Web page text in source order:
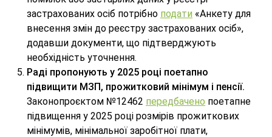
застрахованих осіб потрібно подати «Анкету для
внесення змін до реєстру застрахованих осіб»,
додавши документи, що підтверджують
необхідність уточнення.
Раді пропонують у 2025 році поетапно
підвищити МЗП, прожитковий мінімум і пенсії.
Законопроєктом №12462 передбачено поетапне
підвищення у 2025 році розмірів прожиткових
мінімумів, мінімальної заробітної плати,